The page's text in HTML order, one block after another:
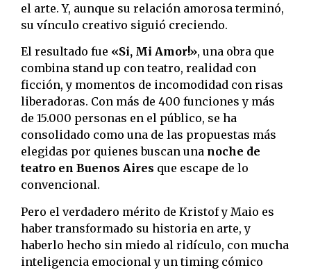
el arte. Y, aunque su relación amorosa terminó,
su vínculo creativo siguió creciendo.
El resultado fue «Si, Mi Amor!», una obra que
combina stand up con teatro, realidad con
ficción, y momentos de incomodidad con risas
liberadoras. Con más de 400 funciones y más
de 15.000 personas en el público, se ha
consolidado como una de las propuestas más
elegidas por quienes buscan una noche de
teatro en Buenos Aires que escape de lo
convencional.
Pero el verdadero mérito de Kristof y Maio es
haber transformado su historia en arte, y
haberlo hecho sin miedo al ridículo, con mucha
inteligencia emocional y un timing cómico